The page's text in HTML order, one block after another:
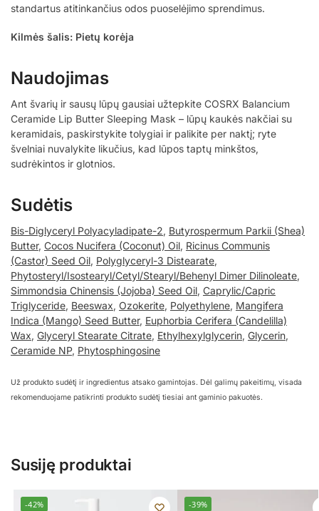
standartus atitinkančius odos puoselėjimo sprendimus.
Kilmės šalis: Pietų korėja
Naudojimas
Ant švarių ir sausų lūpų gausiai užtepkite COSRX Balancium
Ceramide Lip Butter Sleeping Mask – lūpų kaukės nakčiai su
keramidais, paskirstykite tolygiai ir palikite per naktį; ryte
švelniai nuvalykite likučius, kad lūpos taptų minkštos,
sudrėkintos ir glotnios.
Sudėtis
Bis-Diglyceryl Polyacyladipate-2, Butyrospermum Parkii (Shea)
Butter, Cocos Nucifera (Coconut) Oil, Ricinus Communis
(Castor) Seed Oil, Polyglyceryl-3 Distearate,
Phytosteryl/Isostearyl/Cetyl/Stearyl/Behenyl Dimer Dilinoleate,
Simmondsia Chinensis (Jojoba) Seed Oil, Caprylic/Capric
Triglyceride, Beeswax, Ozokerite, Polyethylene, Mangifera
Indica (Mango) Seed Butter, Euphorbia Cerifera (Candelilla)
Wax, Glyceryl Stearate Citrate, Ethylhexylglycerin, Glycerin,
Ceramide NP, Phytosphingosine
Už produkto sudėtį ir ingredientus atsako gamintojas. Dėl galimų pakeitimų, visada
rekomenduojame patikrinti produkto sudėtį tiesiai ant gaminio pakuotės.
Susiję produktai
-42% -39%